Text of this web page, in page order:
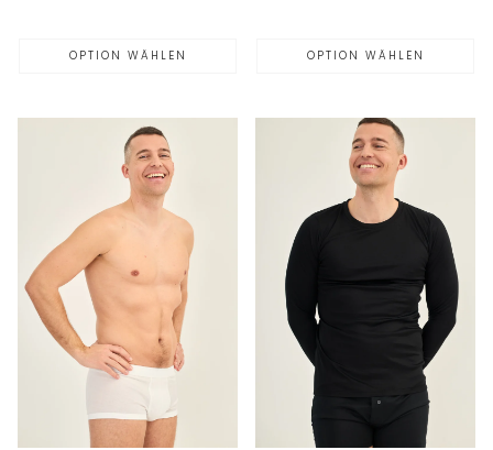
OPTION WÄHLEN OPTION WÄHLEN